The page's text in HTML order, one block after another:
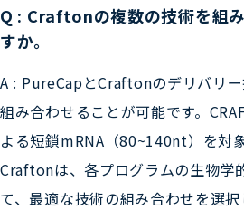
Q : Craftonの複数の技術を組
すか。
A : PureCapとCraftonのデリバリ
組み合わせることが可能です。
よる短鎖mRNA（80~140nt）を対
Craftonは、各プログラムの生物学
て、最適な技術の組み合わせを選択